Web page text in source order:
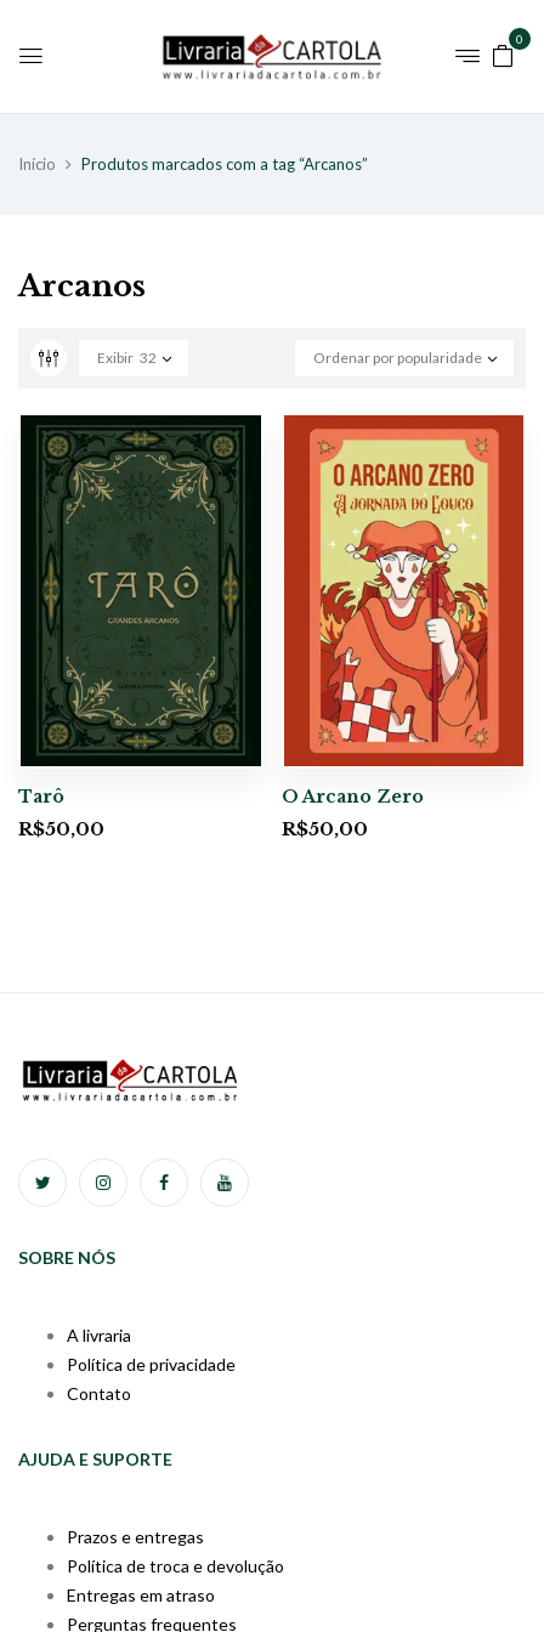
0
Início Produtos marcados com a tag “Arcanos”
Arcanos
Ordenar por popularidade
Exibir 32
Tarô
R$50,00
O Arcano Zero
R$50,00
SOBRE NÓS
A livraria
Política de privacidade
Contato
AJUDA E SUPORTE
Prazos e entregas
Política de troca e devolução
Entregas em atraso
Perguntas frequentes